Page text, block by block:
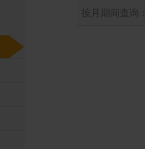
按月期间查询：